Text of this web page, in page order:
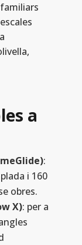
a
:
i 160
obres.
X): per a